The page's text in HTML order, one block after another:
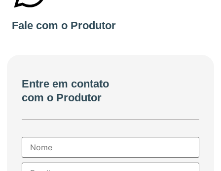
Fale com o Produtor
Entre em contato
com o Produtor